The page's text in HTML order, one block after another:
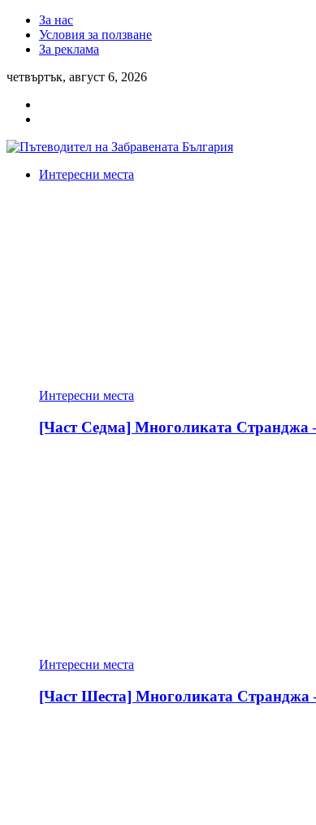
За нас
Условия за ползване
За реклама
четвъртък, август 6, 2026
Интересни места
Интересни места
[Част Седма] Многоликата Странджа
Интересни места
[Част Шеста] Многоликата Странджа